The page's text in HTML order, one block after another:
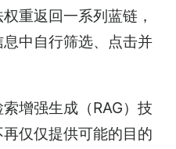
重返回一系列蓝链，
中自行筛选、点击并
增强生成（RAG）技
仅仅提供可能的目的